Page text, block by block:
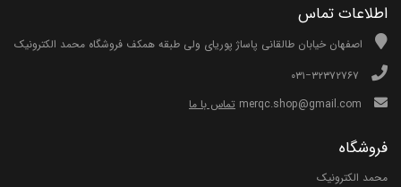
اطلاعات تماس
اصفهان خیابان طالقانی پاساژ پوریای ولی طبقه همکف فروشگاه محمد الکترونیک
تماس با ما
فروشگاه
محمد الکترونیک